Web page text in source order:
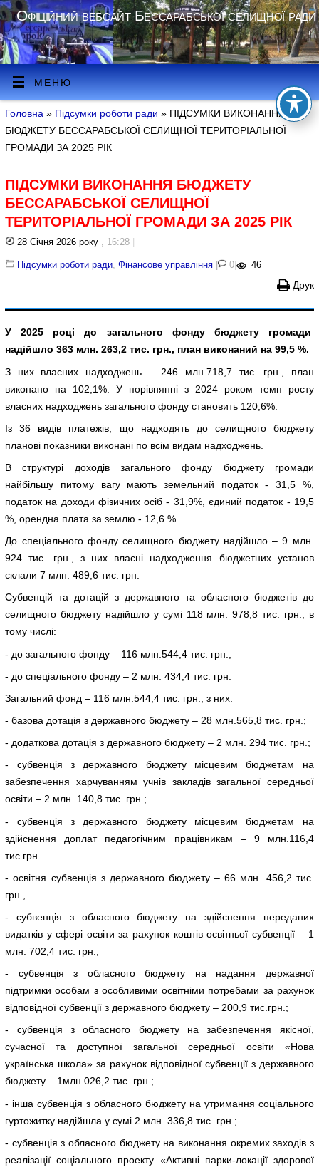
Офіційний вебсайт Бессарабської селищної ради
МЕНЮ
Головна » Підсумки роботи ради » ПІДСУМКИ ВИКОНАННЯ
БЮДЖЕТУ БЕССАРАБСЬКОЇ СЕЛИЩНОЇ ТЕРИТОРІАЛЬНОЇ
ГРОМАДИ ЗА 2025 РІК
ПІДСУМКИ ВИКОНАННЯ БЮДЖЕТУ
БЕССАРАБСЬКОЇ СЕЛИЩНОЇ
ТЕРИТОРІАЛЬНОЇ ГРОМАДИ ЗА 2025 РІК
28 Січня 2026 року , 16:28
Підсумки роботи ради,Фінансове управління | 0 | 46
Друк
У 2025 році до загального фонду бюджету громади
надійшло 363 млн. 263,2 тис. грн., план виконаний на99,5 %.
З них власних надходжень – 246 млн.718,7 тис. грн., план
виконано на 102,1%. У порівнянні з 2024 роком темп росту
власних надходжень загального фонду становить 120,6%.
Із 36 видів платежів, що надходять до селищного бюджету
планові показники виконані по всім видам надходжень.
В структурі доходів загального фонду бюджету громади
найбільшу питому вагу мають земельний податок - 31,5 %,
податок на доходи фізичних осіб - 31,9%, єдиний податок - 19,5
%, орендна плата за землю - 12,6 %.
До спеціального фонду селищного бюджету надійшло – 9 млн.
924 тис. грн., з них власні надходження бюджетних установ
склали 7 млн. 489,6 тис. грн.
Субвенцій та дотацій з державного та обласного бюджетів до
селищного бюджету надійшло у сумі 118 млн. 978,8 тис. грн., в
тому числі:
- до загального фонду – 116 млн.544,4 тис. грн.;
- до спеціального фонду – 2 млн. 434,4 тис. грн.
Загальний фонд – 116 млн.544,4 тис. грн., з них:
- базова дотація з державного бюджету – 28 млн.565,8 тис. грн.;
- додаткова дотація з державного бюджету – 2 млн. 294 тис. грн.;
- субвенція з державного бюджету місцевим бюджетам на
забезпечення харчуванням учнів закладів загальної середньої
освіти – 2 млн. 140,8 тис. грн.;
- субвенція з державного бюджету місцевим бюджетам на
здійснення доплат педагогічним працівникам – 9 млн.116,4
тис.грн.
- освітня субвенція з державного бюджету – 66 млн. 456,2 тис.
грн.,
- субвенція з обласного бюджету на здійснення переданих
видатків у сфері освіти за рахунок коштів освітньої субвенції – 1
млн. 702,4 тис. грн.;
- субвенція з обласного бюджету на надання державної
підтримки особам з особливими освітніми потребами за рахунок
відповідної субвенції з державного бюджету – 200,9 тис.грн.;
- субвенція з обласного бюджету на забезпечення якісної,
сучасної та доступної загальної середньої освіти «Нова
українська школа» за рахунок відповідної субвенції з державного
бюджету – 1млн.026,2 тис. грн.;
- інша субвенція з обласного бюджету на утримання соціального
гуртожитку надійшла у сумі 2 млн. 336,8 тис. грн.;
- субвенція з обласного бюджету на виконання окремих заходів з
реалізації соціального проекту «Активні парки-локації здорової